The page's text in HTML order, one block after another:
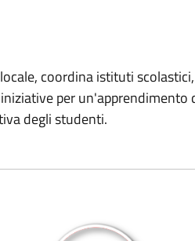
coordina istituti
per un'apprendimento
degli studenti.